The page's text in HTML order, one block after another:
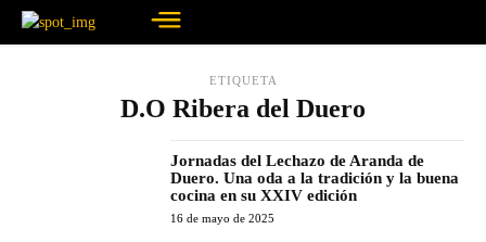
ETIQUETA
D.O Ribera del Duero
Jornadas del Lechazo de Aranda de
Duero. Una oda a la tradición y la buena
cocina en su XXIV edición
16 de mayo de 2025